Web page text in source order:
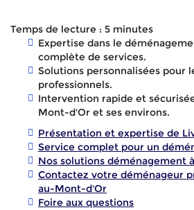
Temps de lecture : 5 minutes
Expertise dans le
complète de services.
Solutions personnalisées pour
professionnels.
Intervention rapide et
Mont-d'Or et ses environs.
Présentation et expertise de
Service complet pour un
Nos solutions déménagement
Contactez votre déménageur
au-Mont-d'Or
Foire aux questions